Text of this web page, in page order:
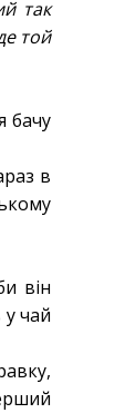
так
той
бачу
в
він
чай